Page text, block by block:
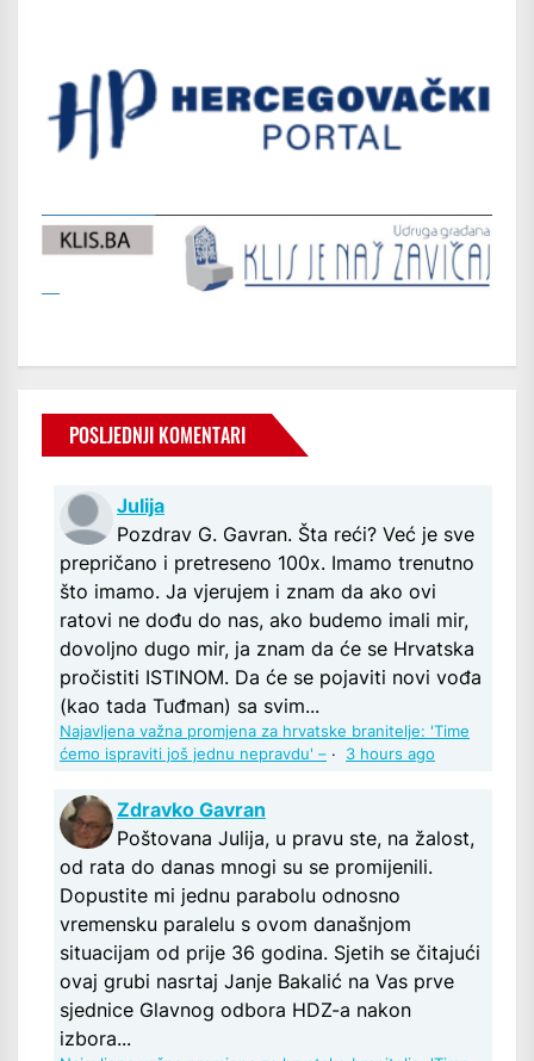
POSLJEDNJI KOMENTARI
Julija
Pozdrav G. Gavran. Šta reći? Već je sve
prepričano i pretreseno 100x. Imamo trenutno
što imamo. Ja vjerujem i znam da ako ovi
ratovi ne dođu do nas, ako budemo imali mir,
dovoljno dugo mir, ja znam da će se Hrvatska
pročistiti ISTINOM. Da će se pojaviti novi vođa
(kao tada Tuđman) sa svim...
Najavljena važna promjena za hrvatske branitelje: 'Time
ćemo ispraviti još jednu nepravdu' – · 3 hours ago
Zdravko Gavran
Poštovana Julija, u pravu ste, na žalost,
od rata do danas mnogi su se promijenili.
Dopustite mi jednu parabolu odnosno
vremensku paralelu s ovom današnjom
situacijam od prije 36 godina. Sjetih se čitajući
ovaj grubi nasrtaj Janje Bakalić na Vas prve
sjednice Glavnog odbora HDZ-a nakon
izbora...